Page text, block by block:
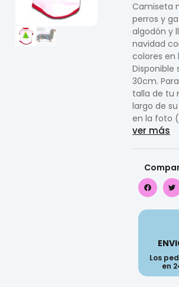
Camiseta
perros y
algodón y
navidad
colores en
Disponible
30cm.
talla de tu
largo de
en la foto
ver más
Los
en